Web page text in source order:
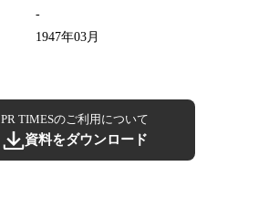
-
1947年03月
PR TIMESのご利用について
資料をダウンロード